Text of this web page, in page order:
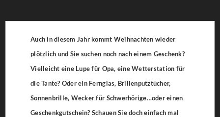
Auch in diesem Jahr kommt Weihnachten wieder
plötzlich und Sie suchen noch nach einem Geschenk?
Vielleicht eine Lupe für Opa, eine Wetterstation für
die Tante? Oder ein Fernglas, Brillenputztücher,
Sonnenbrille, Wecker für Schwerhörige…oder einen
Geschenkgutschein? Schauen Sie doch einfach mal